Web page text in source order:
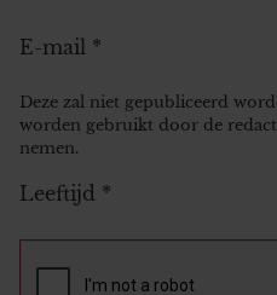
E-mail *
Deze zal niet gepubliceerd
worden gebruikt door de
nemen.
Leeftijd *